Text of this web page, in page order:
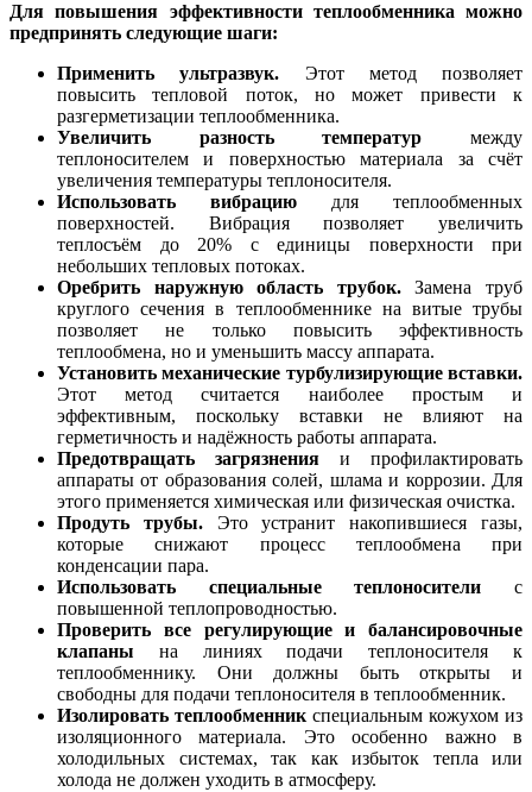
Для повышения эффективности теплообменника можно
предпринять следующие шаги:
Применить ультразвук. Этот метод позволяет
повысить тепловой поток, но может привести к
разгерметизации теплообменника.
Увеличить разность температур между
теплоносителем и поверхностью материала за счёт
увеличения температуры теплоносителя.
Использовать вибрацию для теплообменных
поверхностей. Вибрация позволяет увеличить
теплосъём до 20% с единицы поверхности при
небольших тепловых потоках.
Оребрить наружную область трубок.Замена труб
круглого сечения в теплообменнике на витые трубы
позволяет не только повысить эффективность
теплообмена, но и уменьшить массу аппарата.
Установить механические турбулизирующие вставки.
Этот метод считается наиболее простым и
эффективным, поскольку вставки не влияют на
герметичность и надёжность работы аппарата.
Предотвращать загрязнения и профилактировать
аппараты от образования солей, шлама и коррозии. Для
этого применяется химическая или физическая очистка.
Продуть трубы.Это устранит накопившиеся газы,
которые снижают процесс теплообмена при
конденсации пара.
Использовать специальные теплоносители с
повышенной теплопроводностью.
Проверить все регулирующие и балансировочные
клапаны на линиях подачи теплоносителя к
теплообменнику. Они должны быть открыты и
свободны для подачи теплоносителя в теплообменник.
Изолировать теплообменник специальным кожухом из
изоляционного материала. Это особенно важно в
холодильных системах, так как избыток тепла или
холода не должен уходить в атмосферу.